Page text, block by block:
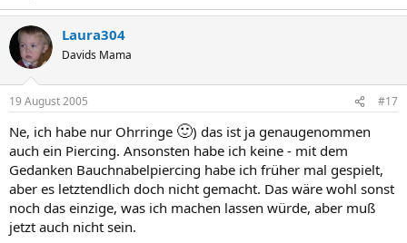
Laura304
Davids Mama
19 August 2005 #17
Ne, ich habe nur Ohrringe 🙂) das ist ja genaugenommen
auch ein Piercing. Ansonsten habe ich keine - mit dem
Gedanken Bauchnabelpiercing habe ich früher mal gespielt,
aber es letztendlich doch nicht gemacht. Das wäre wohl sonst
noch das einzige, was ich machen lassen würde, aber muß
jetzt auch nicht sein.